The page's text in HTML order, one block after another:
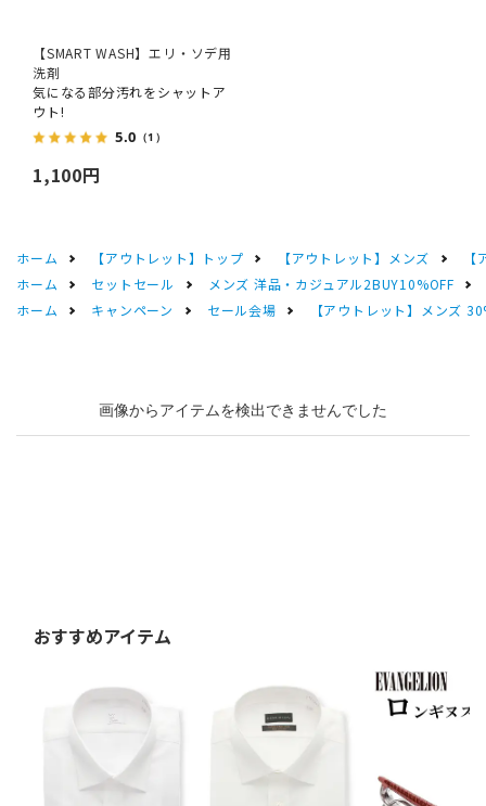
【SMART WASH】エリ・ソデ用
洗剤
気になる部分汚れをシャットア
ウト!
5.0 （1）
1,100円
ホーム 【アウトレット】トップ 【アウトレット】メンズ
ホーム
セットセール
メンズ 洋品・カジュアル2BUY10%OFF
ホーム
キャンペーン セール会場 【アウトレット】メンズ